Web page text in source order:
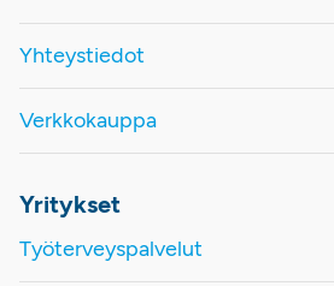
Yhteystiedot
Verkkokauppa
Yritykset
Työterveyspalvelut